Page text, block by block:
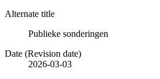
Alternate title
Publieke sonderingen
Date (Revision date)
2026-03-03